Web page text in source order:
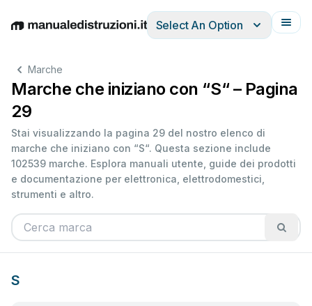
EnglishDeutschEspañolItalianoFrançais
Select An Option
Marche
Marche che iniziano con “S“ – Pagina
29
Stai visualizzando la pagina 29 del nostro elenco di
marche che iniziano con “S“. Questa sezione include
102539 marche. Esplora manuali utente, guide dei prodotti
e documentazione per elettronica, elettrodomestici,
strumenti e altro.
S